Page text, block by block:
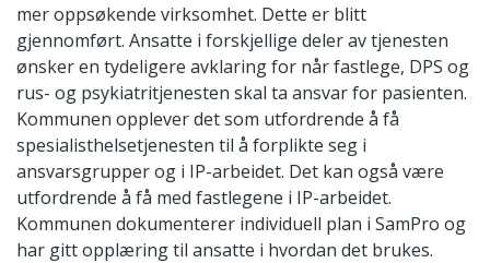
mer oppsøkende virksomhet. Dette er blitt
gjennomført. Ansatte i forskjellige deler av tjenesten
ønsker en tydeligere avklaring for når fastlege, DPS og
rus- og psykiatritjenesten skal ta ansvar for pasienten.
Kommunen opplever det som utfordrende å få
spesialisthelsetjenesten til å forplikte seg i
ansvarsgrupper og i IP-arbeidet. Det kan også være
utfordrende å få med fastlegene i IP-arbeidet.
Kommunen dokumenterer individuell plan i SamPro og
har gitt opplæring til ansatte i hvordan det brukes.